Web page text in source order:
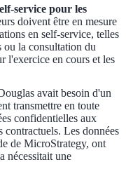
service pour les
doivent être en mesure
en self-service, telles
ou la consultation du
l'exercice en cours et les
avait besoin d'un
transmettre en toute
confidentielles aux
contractuels. Les données
de MicroStrategy, ont
nécessitait une